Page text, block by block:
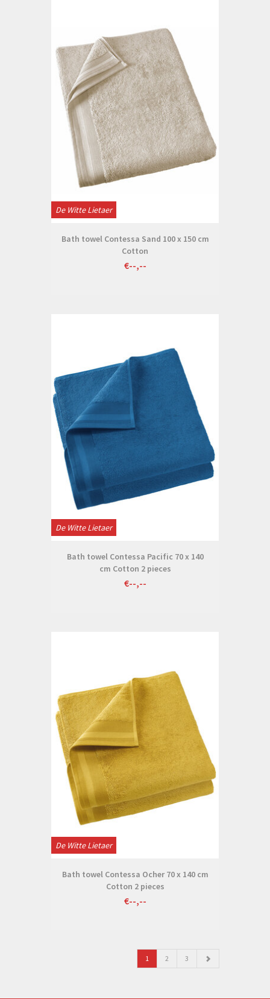
De Witte Lietaer
Bath towel Contessa Sand 100 x 150 cm
Cotton
€--,--
De Witte Lietaer
Bath towel Contessa Pacific 70 x 140
cm Cotton 2 pieces
€--,--
De Witte Lietaer
Bath towel Contessa Ocher 70 x 140 cm
Cotton 2 pieces
€--,--
1 2 3